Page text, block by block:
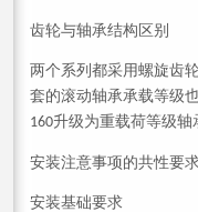
齿轮与轴承结构区别
两个系列都采用螺旋齿
套的滚动轴承承载等级
160升级为重载荷等级轴
安装注意事项的共性要
安装基础要求